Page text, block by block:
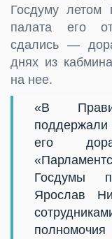
Госдуму
палата его
сдались —
днях из
на нее.
«В
поддержали
его
Госдумы
Ярослав